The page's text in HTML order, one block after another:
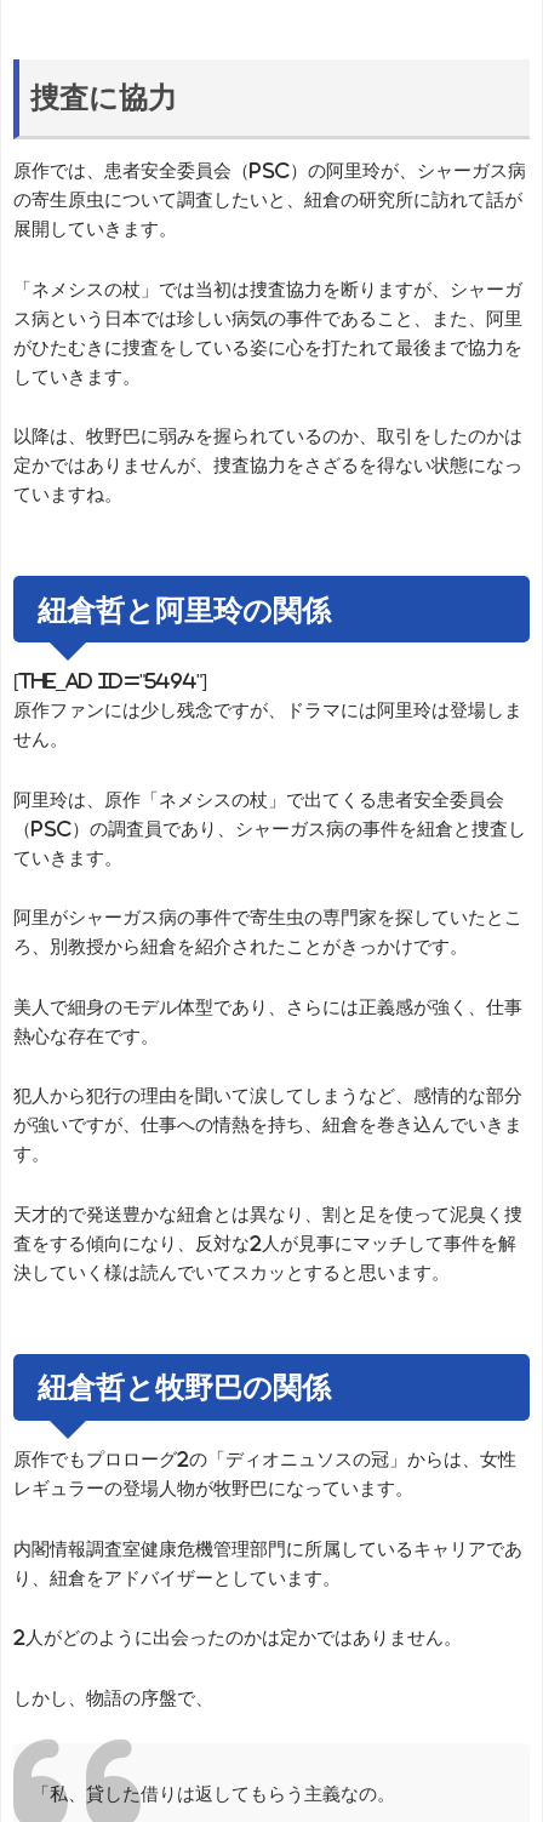
捜査に協力
原作では、患者安全委員会（PSC）の阿里玲が、シャーガス病
の寄生原虫について調査したいと、紐倉の研究所に訪れて話が
展開していきます。
「ネメシスの杖」では当初は捜査協力を断りますが、シャーガ
ス病という日本では珍しい病気の事件であること、また、阿里
がひたむきに捜査をしている姿に心を打たれて最後まで協力を
していきます。
以降は、牧野巴に弱みを握られているのか、取引をしたのかは
定かではありませんが、捜査協力をさざるを得ない状態になっ
ていますね。
紐倉哲と阿里玲の関係
[the_ad id="5494"]
原作ファンには少し残念ですが、ドラマには阿里玲は登場しま
せん。
阿里玲は、原作「ネメシスの杖」で出てくる患者安全委員会
（PSC）の調査員であり、シャーガス病の事件を紐倉と捜査し
ていきます。
阿里がシャーガス病の事件で寄生虫の専門家を探していたとこ
ろ、別教授から紐倉を紹介されたことがきっかけです。
美人で細身のモデル体型であり、さらには正義感が強く、仕事
熱心な存在です。
犯人から犯行の理由を聞いて涙してしまうなど、感情的な部分
が強いですが、仕事への情熱を持ち、紐倉を巻き込んでいきま
す。
天才的で発送豊かな紐倉とは異なり、割と足を使って泥臭く捜
査をする傾向になり、反対な2人が見事にマッチして事件を解
決していく様は読んでいてスカッとすると思います。
紐倉哲と牧野巴の関係
原作でもプロローグ2の「ディオニュソスの冠」からは、女性
レギュラーの登場人物が牧野巴になっています。
内閣情報調査室健康危機管理部門に所属しているキャリアであ
り、紐倉をアドバイザーとしています。
2人がどのように出会ったのかは定かではありません。
しかし、物語の序盤で、
「私、貸した借りは返してもらう主義なの。